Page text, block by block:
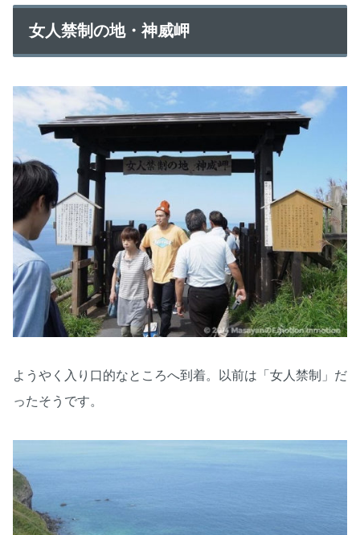
女人禁制の地・神威岬
ようやく入り口的なところへ到着。以前は「女人禁制」だ
ったそうです。